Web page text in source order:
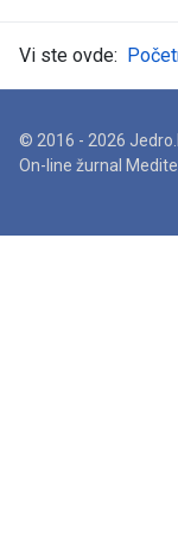
Vi ste ovde:
© 2016 - 2026
On-line žurnal